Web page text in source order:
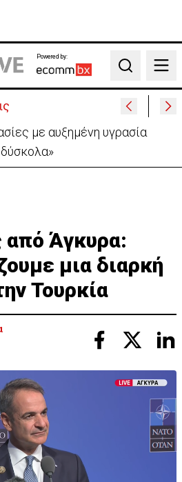
Powered by:
Search
και ΑΚΕΛ: «Το πάρτι έχει
Άγκυρα:
μια διαρκή
Τουρκία